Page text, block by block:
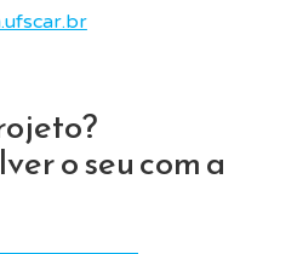
o seu com a